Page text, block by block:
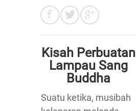
Kisah Perbuatan
Lampau Sang
Buddha
Suatu ketika, musibah